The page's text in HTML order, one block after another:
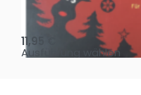
Oh, heilige Nacht!
11,95
Ausführung wählen